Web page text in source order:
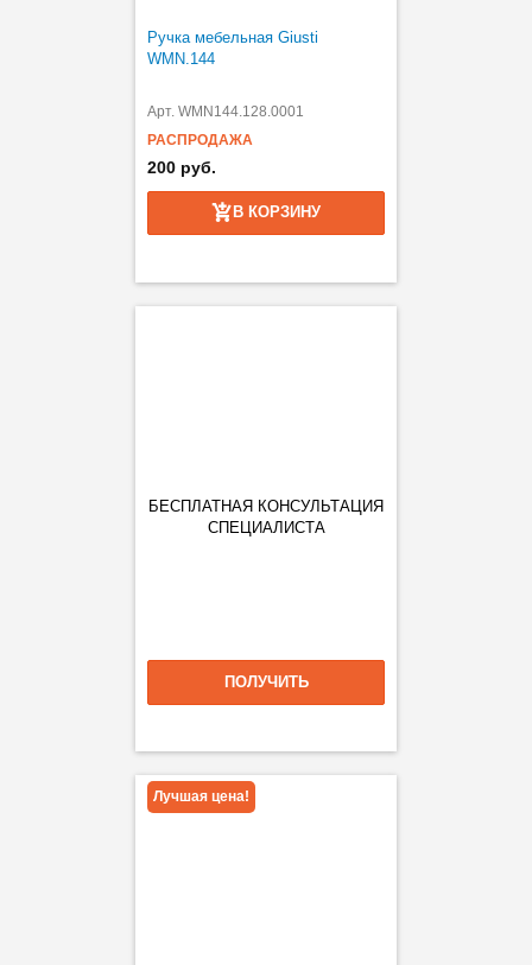
Ручка мебельная Giusti
WMN.144
Арт. WMN144.128.0001
РАСПРОДАЖА
200 руб.
В КОРЗИНУ
БЕСПЛАТНАЯ КОНСУЛЬТАЦИЯ
СПЕЦИАЛИСТА
ПОЛУЧИТЬ
Лучшая цена!